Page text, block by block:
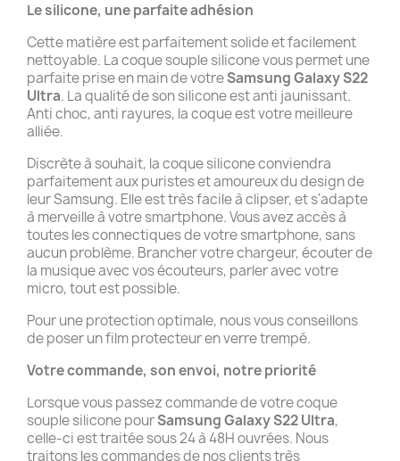
Le silicone, une parfaite adhésion
Cette matière est parfaitement solide et facilement
nettoyable. La coque souple silicone vous permet une
parfaite prise en main de votreSamsung Galaxy S22
Ultra. La qualité de son silicone est anti jaunissant.
Anti choc, anti rayures, la coque est votre meilleure
alliée.
Discrète à souhait, la coque silicone conviendra
parfaitement aux puristes et amoureux du design de
leur Samsung. Elle est très facile à clipser, et s'adapte
à merveille à votre smartphone. Vous avez accès à
toutes les connectiques de votre smartphone, sans
aucun problème. Brancher votre chargeur, écouter de
la musique avec vos écouteurs, parler avec votre
micro, tout est possible.
Pour une protection optimale, nous vous conseillons
de poser un film protecteur en verre trempé.
Votre commande, son envoi, notre priorité
Lorsque vous passez commande de votre coque
souple silicone pourSamsung Galaxy S22 Ultra,
celle-ci est traitée sous 24 à 48H ouvrées. Nous
traitons les commandes de nos clients très